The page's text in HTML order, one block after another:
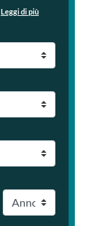
Leggi di più